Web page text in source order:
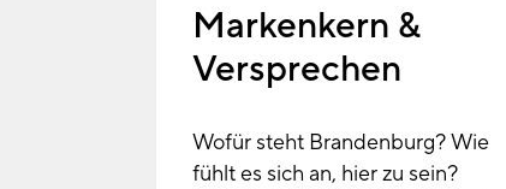
Markenkern &
Versprechen
Wofür steht Brandenburg? Wie
fühlt es sich an, hier zu sein?